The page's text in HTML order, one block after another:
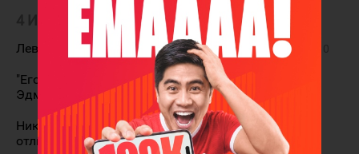
Лев Крицин: "Я приезжаю с настроем бороться"
"Его сложно обыграть". Главный тренер "Йорктаун
Эдмиралс" о подписании Льва Крицина
Никита Бабичев: "Этот сезон станет для меня
отличным опытом"
0